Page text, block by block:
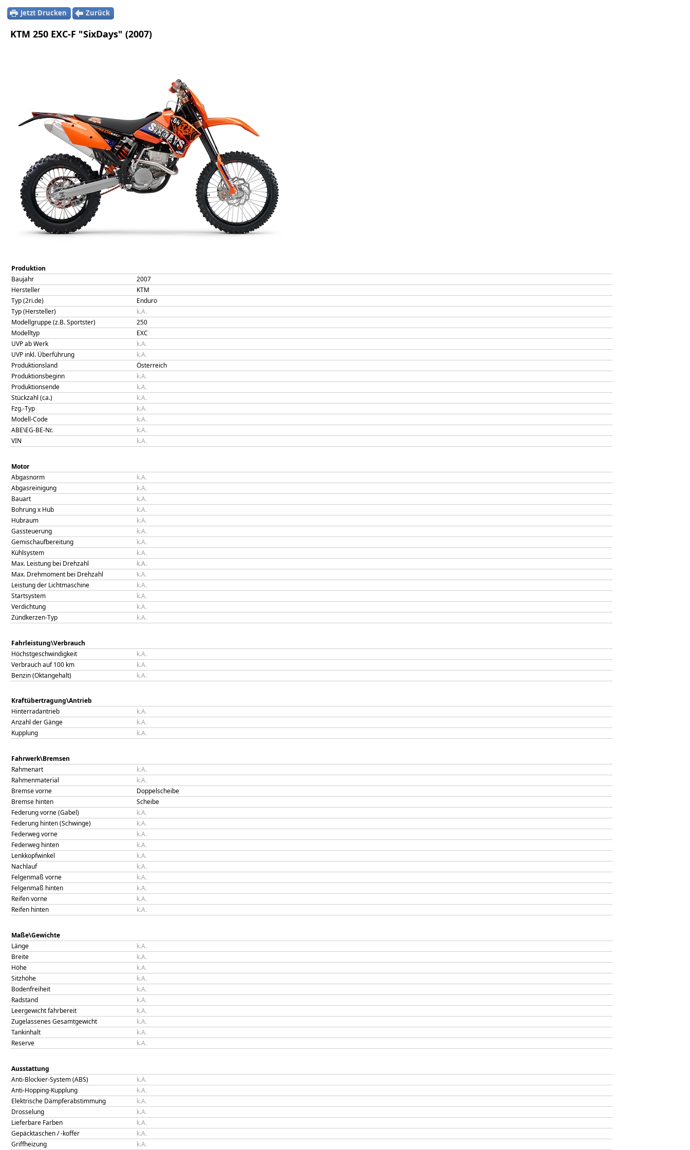
Jetzt Drucken Zurück
KTM 250 EXC-F "SixDays" (2007)
Produktion
Baujahr
2007
Hersteller
KTM
Typ (2ri.de)
Enduro
Typ (Hersteller)
k.A.
Modellgruppe (z.B. Sportster)
250
Modelltyp
EXC
UVP ab Werk
k.A.
UVP inkl. Überführung
k.A.
Produktionsland
Österreich
Produktionsbeginn
k.A.
Produktionsende
k.A.
Stückzahl (ca.)
k.A.
Fzg.-Typ
k.A.
Modell-Code
k.A.
ABE\EG-BE-Nr.
k.A.
VIN
k.A.
Motor
Abgasnorm
k.A.
Abgasreinigung
k.A.
Bauart
k.A.
Bohrung x Hub
k.A.
Hubraum
k.A.
Gassteuerung
k.A.
Gemischaufbereitung
k.A.
Kühlsystem
k.A.
Max. Leistung bei Drehzahl
k.A.
Max. Drehmoment bei Drehzahl
k.A.
Leistung der Lichtmaschine
k.A.
Startsystem
k.A.
Verdichtung
k.A.
Zündkerzen-Typ
k.A.
Fahrleistung\Verbrauch
Höchstgeschwindigkeit
k.A.
Verbrauch auf 100 km
k.A.
Benzin (Oktangehalt)
k.A.
Kraftübertragung\Antrieb
Hinterradantrieb
k.A.
Anzahl der Gänge
k.A.
Kupplung
k.A.
Fahrwerk\Bremsen
Rahmenart
k.A.
Rahmenmaterial
k.A.
Bremse vorne
Doppelscheibe
Bremse hinten
Scheibe
Federung vorne (Gabel)
k.A.
Federung hinten (Schwinge)
k.A.
Federweg vorne
k.A.
Federweg hinten
k.A.
Lenkkopfwinkel
k.A.
Nachlauf
k.A.
Felgenmaß vorne
k.A.
Felgenmaß hinten
k.A.
Reifen vorne
k.A.
Reifen hinten
k.A.
Maße\Gewichte
Länge
k.A.
Breite
k.A.
Höhe
k.A.
Sitzhöhe
k.A.
Bodenfreiheit
k.A.
Radstand
k.A.
Leergewicht fahrbereit
k.A.
Zugelassenes Gesamtgewicht
k.A.
Tankinhalt
k.A.
Reserve
k.A.
Ausstattung
Anti-Blockier-System (ABS)
k.A.
Anti-Hopping-Kupplung
k.A.
Elektrische Dämpferabstimmung
k.A.
Drosselung
k.A.
Lieferbare Farben
k.A.
Gepäcktaschen / -koffer
k.A.
Griffheizung
k.A.